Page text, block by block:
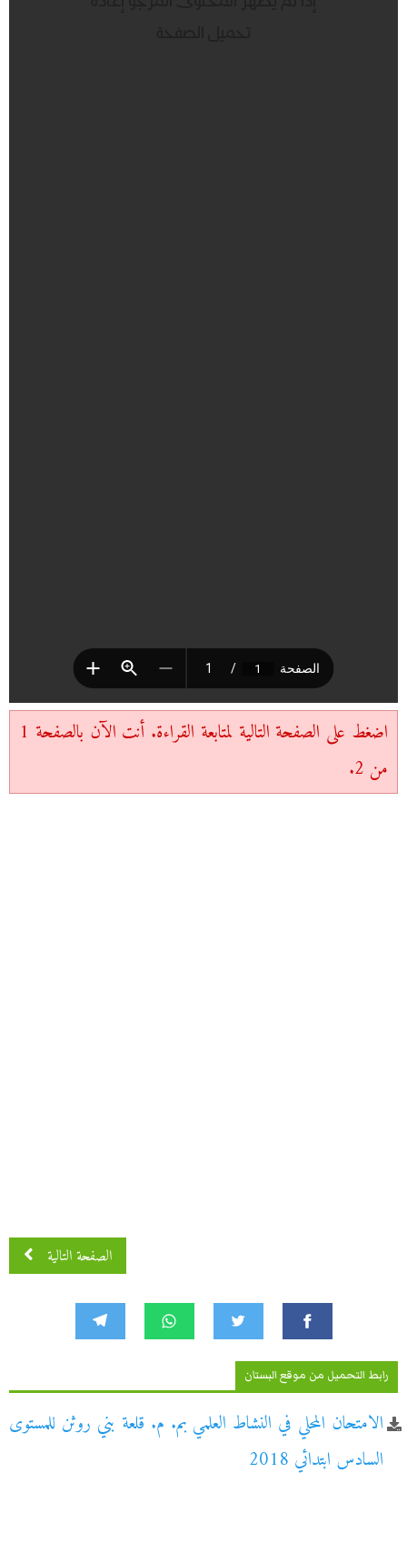
اضغط على الصفحة التالية لمتابعة القراءة. أنت الآن بالصفحة 1
من 2.
الصفحة التالية
رابط التحميل من موقع البستان
الامتحان المحلي في النشاط العلمي بم. م. قلعة بني روثن للمستوى
السادس ابتدائي 2018